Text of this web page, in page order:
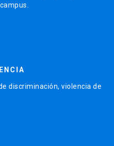
discriminación, violencia de